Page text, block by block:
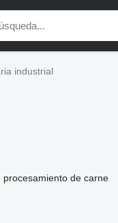
industrial
procesamiento de carne